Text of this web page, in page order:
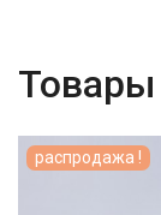
Товары
распродажа !